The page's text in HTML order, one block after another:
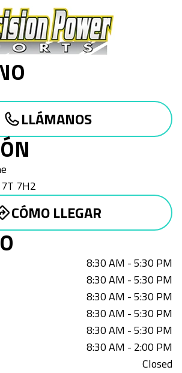
LLÁMANOS
7H2
CÓMO LLEGAR
8:30 AM - 5:30 PM
8:30 AM - 5:30 PM
8:30 AM - 5:30 PM
8:30 AM - 5:30 PM
8:30 AM - 5:30 PM
8:30 AM - 2:00 PM
Closed